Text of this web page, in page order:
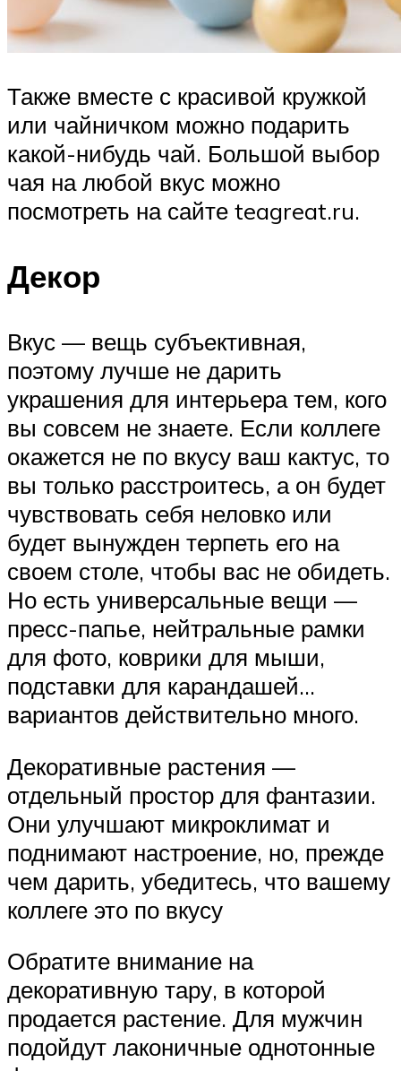
Также вместе с красивой кружкой
или чайничком можно подарить
какой-нибудь чай. Большой выбор
чая на любой вкус можно
посмотреть на сайте teagreat.ru.
Декор
Вкус — вещь субъективная,
поэтому лучше не дарить
украшения для интерьера тем, кого
вы совсем не знаете. Если коллеге
окажется не по вкусу ваш кактус, то
вы только расстроитесь, а он будет
чувствовать себя неловко или
будет вынужден терпеть его на
своем столе, чтобы вас не обидеть.
Но есть универсальные вещи —
пресс-папье, нейтральные рамки
для фото, коврики для мыши,
подставки для карандашей…
вариантов действительно много.
Декоративные растения —
отдельный простор для фантазии.
Они улучшают микроклимат и
поднимают настроение, но, прежде
чем дарить, убедитесь, что вашему
коллеге это по вкусу
Обратите внимание на
декоративную тару, в которой
продается растение. Для мужчин
подойдут лаконичные однотонные